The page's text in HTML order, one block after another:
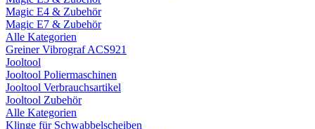
Magic E4 & Zubehör
Magic E7 & Zubehör
Alle Kategorien
Greiner Vibrograf ACS921
Jooltool
Jooltool Poliermaschinen
Jooltool Verbrauchsartikel
Jooltool Zubehör
Alle Kategorien
Klinge für Schwabbelscheiben